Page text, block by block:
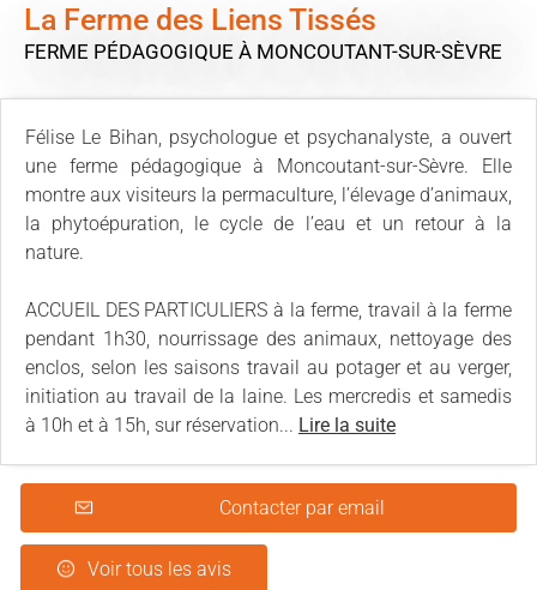
La Ferme des Liens Tissés
FERME PÉDAGOGIQUE À MONCOUTANT-SUR-SÈVRE
Félise Le Bihan, psychologue et psychanalyste, a ouvert
une ferme pédagogique à Moncoutant-sur-Sèvre. Elle
montre aux visiteurs la permaculture, l’élevage d’animaux,
la phytoépuration, le cycle de l’eau et un retour à la
nature.
ACCUEIL DES PARTICULIERS à la ferme, travail à la ferme
pendant 1h30, nourrissage des animaux, nettoyage des
enclos, selon les saisons travail au potager et au verger,
initiation au travail de la laine. Les mercredis et samedis
à 10h et à 15h, sur réservation... Lire la suite
Contacter par email
Voir tous les avis